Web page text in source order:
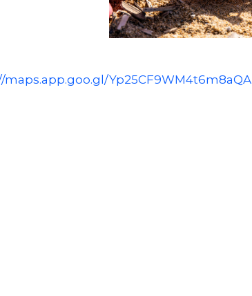
maps.app.goo.gl/Yp25CF9WM4t6m8aQA